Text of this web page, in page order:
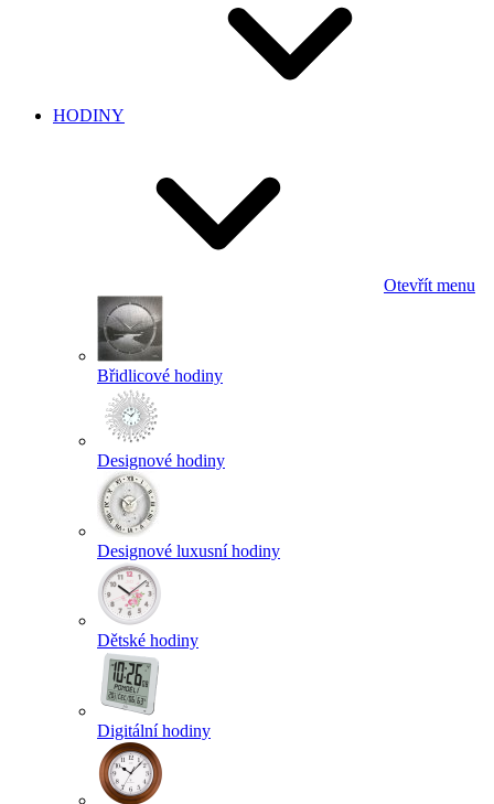
HODINY
Otevřít menu
Břidlicové hodiny
Designové hodiny
Designové luxusní hodiny
Dětské hodiny
Digitální hodiny